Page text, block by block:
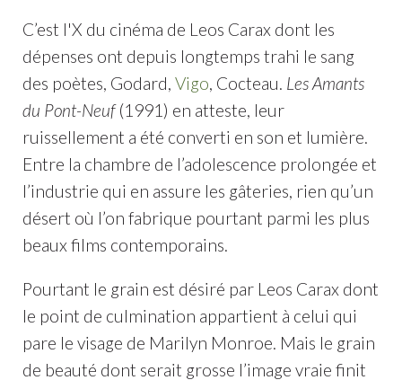
C’est l'X du cinéma de Leos Carax dont les
dépenses ont depuis longtemps trahi le sang
des poètes, Godard, Vigo, Cocteau. Les Amants
du Pont-Neuf(1991) en atteste, leur
ruissellement a été converti en son et lumière.
Entre la chambre de l’adolescence prolongée et
l’industrie qui en assure les gâteries, rien qu’un
désert où l’on fabrique pourtant parmi les plus
beaux films contemporains.
Pourtant le grain est désiré par Leos Carax dont
le point de culmination appartient à celui qui
pare le visage de Marilyn Monroe. Mais le grain
de beauté dont serait grosse l’image vraie finit